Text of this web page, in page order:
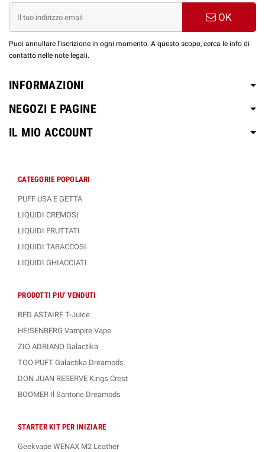
OK
Puoi annullare l'iscrizione in ogni momento. A questo scopo, cerca le info di
contatto nelle note legali.
INFORMAZIONI
NEGOZI E PAGINE
IL MIO ACCOUNT
CATEGORIE POPOLARI
PUFF USA E GETTA
LIQUIDI CREMOSI
LIQUIDI FRUTTATI
LIQUIDI TABACCOSI
LIQUIDI GHIACCIATI
PRODOTTI PIU' VENDUTI
RED ASTAIRE T-Juice
HEISENBERG Vampire Vape
ZIO ADRIANO Galactika
TOO PUFT Galactika Dreamods
DON JUAN RESERVE Kings Crest
BOOMER Il Santone Dreamods
STARTER KIT PER INIZIARE
Geekvape WENAX M2 Leather